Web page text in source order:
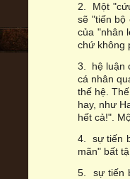
2. Một
sẽ "tiến bộ
của "nhân
chứ không
3. hệ luận
cá nhân
thế hệ.
hay, như
hết cả!".
4. sự tiến
mãn" bất
5. sự tiến